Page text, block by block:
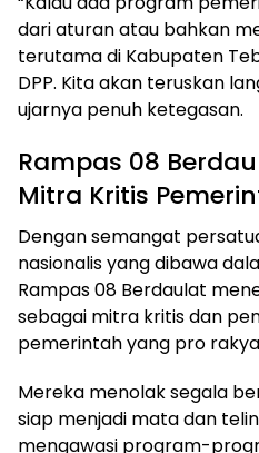
dari aturan atau bahkan
terutama di Kabupaten
DPP. Kita akan teruskan
ujarnya penuh ketegasan.
Rampas 08
Mitra Kritis
Dengan semangat
nasionalis yang dibawa
Rampas 08 Berdaulat
sebagai mitra kritis dan
pemerintah yang pro
Mereka menolak segala
siap menjadi mata dan
mengawasi program-